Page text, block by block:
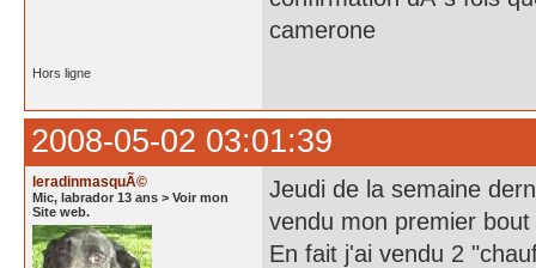
camerone
Hors ligne
2008-05-02 03:01:39
leradinmasquÃ©
Mic, labrador 13 ans > Voir mon
Site web.
Jeudi de la semaine
vendu mon premier
En fait j'ai vendu 2